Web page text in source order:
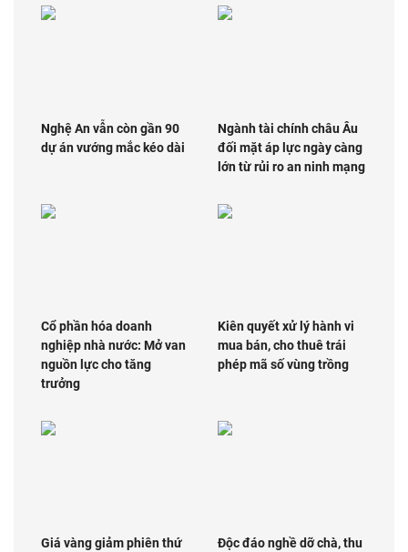
Nghệ An vẫn còn gần 90
dự án vướng mắc kéo dài
Ngành tài chính châu Âu
đối mặt áp lực ngày càng
lớn từ rủi ro an ninh mạng
Cổ phần hóa doanh
nghiệp nhà nước: Mở van
nguồn lực cho tăng
trưởng
Kiên quyết xử lý hành vi
mua bán, cho thuê trái
phép mã số vùng trồng
Giá vàng giảm phiên thứ
Độc đáo nghề dỡ chà, thu